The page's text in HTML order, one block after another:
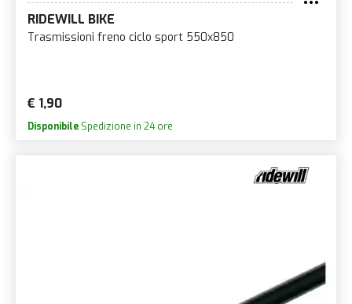
RIDEWILL BIKE
Trasmissioni freno ciclo sport 550x850
€ 1,90
Disponibile Spedizione in 24 ore